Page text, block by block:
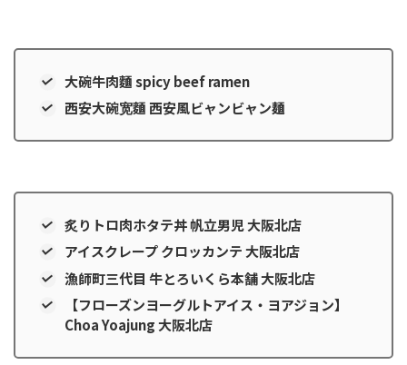
大碗牛肉麵 spicy beef ramen
西安大碗宽麵 西安風ビャンビャン麺
炙りトロ肉ホタテ丼 帆立男児 大阪北店
アイスクレープ クロッカンテ 大阪北店
漁師町三代目 牛とろいくら本舗 大阪北店
【フローズンヨーグルトアイス・ヨアジョン】
Choa Yoajung 大阪北店